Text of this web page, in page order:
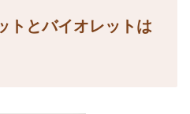
トとバイオレットは